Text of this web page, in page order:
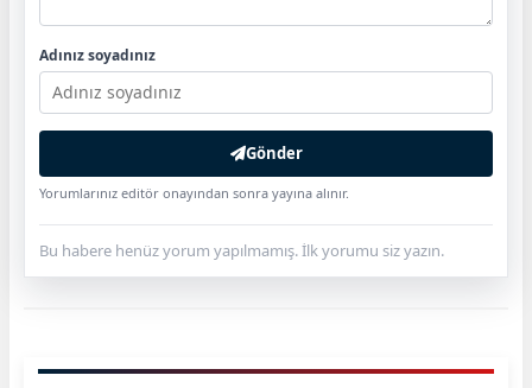
Adınız soyadınız
Gönder
Yorumlarınız editör onayından sonra yayına alınır.
Bu habere henüz yorum yapılmamış. İlk yorumu siz yazın.